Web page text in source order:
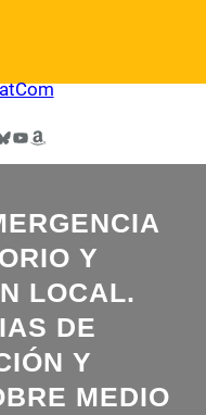
YouTube Amazon
Y
LOCAL.
DE
Y
MEDIO